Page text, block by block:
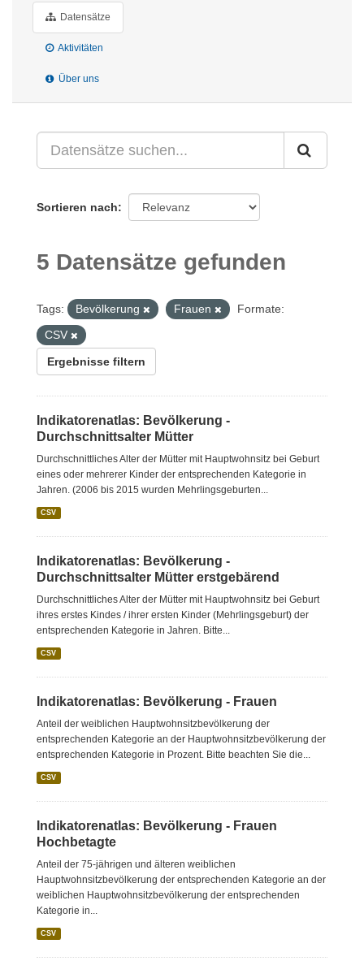
Datensätze
Aktivitäten
Über uns
Sortieren nach
5 Datensätze gefunden
Tags: Bevölkerung Frauen
Formate:
CSV
Ergebnisse filtern
Indikatorenatlas: Bevölkerung -
Durchschnittsalter Mütter
Durchschnittliches Alter der Mütter mit Hauptwohnsitz bei Geburt
eines oder mehrerer Kinder der entsprechenden Kategorie in
Jahren. (2006 bis 2015 wurden Mehrlingsgeburten...
CSV
Indikatorenatlas: Bevölkerung -
Durchschnittsalter Mütter erstgebärend
Durchschnittliches Alter der Mütter mit Hauptwohnsitz bei Geburt
ihres erstes Kindes / ihrer ersten Kinder (Mehrlingsgeburt) der
entsprechenden Kategorie in Jahren. Bitte...
CSV
Indikatorenatlas: Bevölkerung - Frauen
Anteil der weiblichen Hauptwohnsitzbevölkerung der
entsprechenden Kategorie an der Hauptwohnsitzbevölkerung der
entsprechenden Kategorie in Prozent. Bitte beachten Sie die...
CSV
Indikatorenatlas: Bevölkerung - Frauen
Hochbetagte
Anteil der 75-jährigen und älteren weiblichen
Hauptwohnsitzbevölkerung der entsprechenden Kategorie an der
weiblichen Hauptwohnsitzbevölkerung der entsprechenden
Kategorie in...
CSV